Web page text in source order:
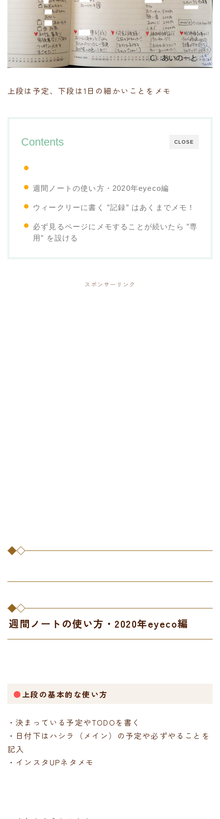
上段は予定、下段は1日の細かいことをメモ
CLOSE
Contents
週間ノートの使い方・2020年eyeco編
ウィークリーに書く ”記録” はあくまでメモ！
必ず見るページにメモすることが続いたら ”専
用” を設ける
スポンサーリンク
週間ノートの使い方・2020年eyeco編
●上段の基本的な使い方
・決まっている予定やTODOを書く
・日付下はハシラ（メイン）の予定や必ずやることを
記入
・インスタUPネタメモ